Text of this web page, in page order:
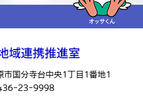
国分寺台中央1丁目1番地1
23-9998